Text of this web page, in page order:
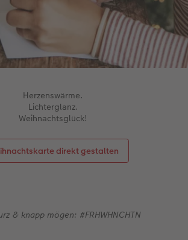
Herzenswärme.
Lichterglanz.
Weihnachtsglück!
direkt gestalten
& knapp mögen: #FRHWHNCHTN